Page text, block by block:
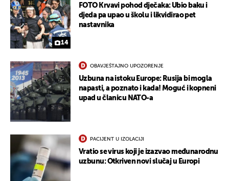
14
FOTO Krvavi pohod dječaka: Ubio baku i
djeda pa upao u školu i likvidirao pet
nastavnika
OBAVJEŠTAJNO UPOZORENJE
Uzbuna na istoku Europe: Rusija bi mogla
napasti, a poznato i kada! Moguć i kopneni
upad u članicu NATO-a
PACIJENT U IZOLACIJI
Vratio se virus koji je izazvao međunarodnu
uzbunu: Otkriven novi slučaj u Europi